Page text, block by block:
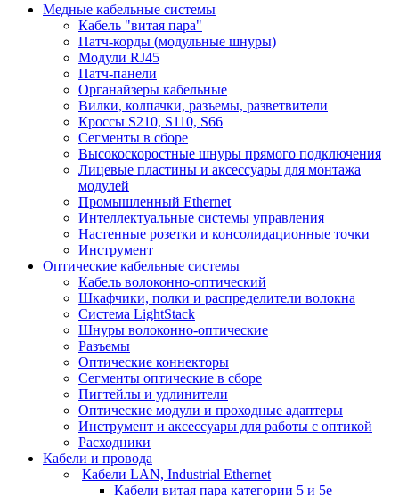
Медные кабельные системы
Кабель "витая пара"
Патч-корды (модульные шнуры)
Модули RJ45
Патч-панели
Органайзеры кабельные
Вилки, колпачки, разъемы, разветвители
Кроссы S210, S110, S66
Сегменты в сборе
Высокоскоростные шнуры прямого подключения
Лицевые пластины и аксессуары для монтажа
модулей
Промышленный Ethernet
Интеллектуальные системы управления
Настенные розетки и консолидационные точки
Инструмент
Оптические кабельные системы
Кабель волоконно-оптический
Шкафчики, полки и распределители волокна
Система LightStack
Шнуры волоконно-оптические
Разъемы
Оптические коннекторы
Сегменты оптические в сборе
Пигтейлы и удлинители
Оптические модули и проходные адаптеры
Инструмент и аксессуары для работы с оптикой
Расходники
Кабели и провода
Кабели LAN, Industrial Ethernet
Кабели витая пара категории 5 и 5е